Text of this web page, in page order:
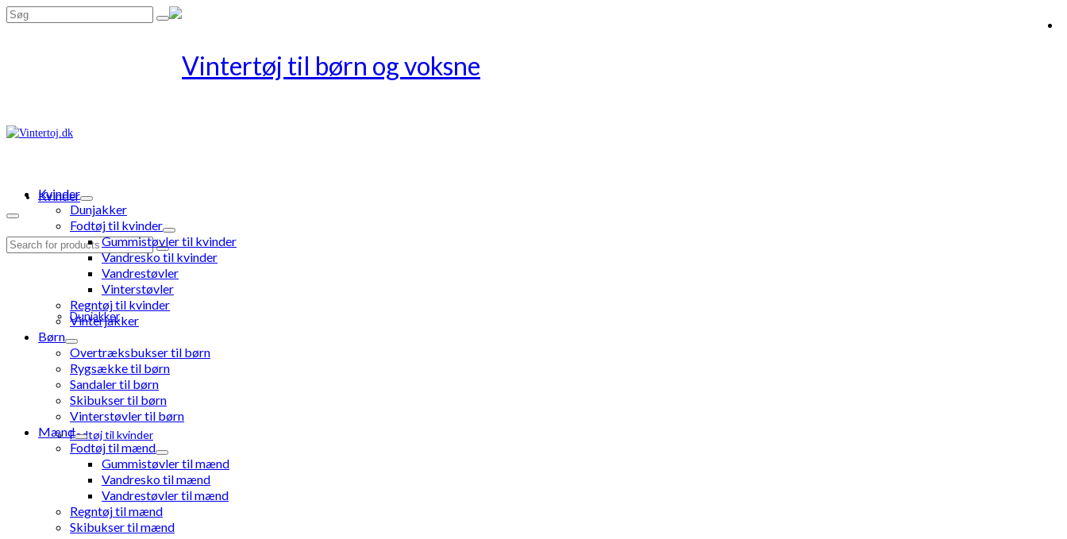
Search
Kvinder
Dunjakker
Fodtøj til kvinder
Search
Kvinder
Dunjakker
Fodtøj til kvinder
Gummistøvler til kvinder
Vandresko til kvinder
Vandrestøvler
Vinterstøvler
Regntøj til kvinder
Vinterjakker
Børn
Overtræksbukser til børn
Rygsække til børn
Sandaler til børn
Skibukser til børn
Vinterstøvler til børn
Mænd
Fodtøj til mænd
Gummistøvler til mænd
Vandresko til mænd
Vandrestøvler til mænd
Regntøj til mænd
Skibukser til mænd